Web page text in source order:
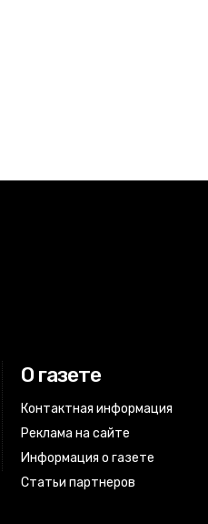
О газете
Контактная информация
Реклама на сайте
Информация о газете
Статьи партнеров